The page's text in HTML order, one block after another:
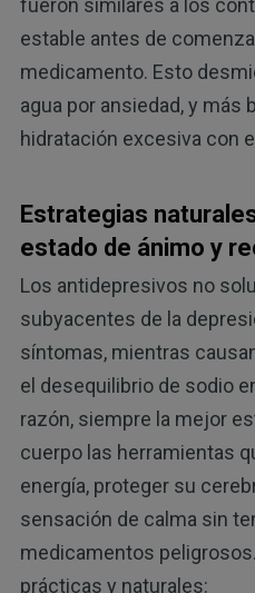
fueron similares a los
estable antes de
medicamento. Esto
agua por ansiedad, y más
hidratación excesiva con
Estrategias
estado de ánimo y
Los antidepresivos no
subyacentes de la
síntomas, mientras
el desequilibrio de sodio
razón, siempre la mejor
cuerpo las herramientas
energía, proteger su
sensación de calma sin
medicamentos
prácticas y naturales: